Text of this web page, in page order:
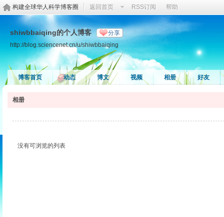
构建全球华人科学博客圈 返回首页 RSS订阅 帮助
shiwbbaiqing的个人博客 分享
http://blog.sciencenet.cn/u/shiwbbaiqing
博客首页 动态 博文 视频 相册 好友
相册
没有可浏览的列表